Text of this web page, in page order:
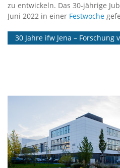
zu entwickeln. Das 30-jährige
Juni 2022 in einer Festwoche
30 Jahre ifw Jena – Forschung